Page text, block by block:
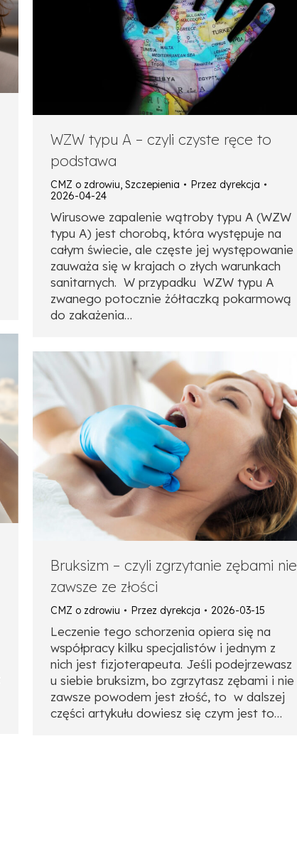
WZW typu A – czyli czyste ręce to
podstawa
CMZ o zdrowiu, Szczepienia Przez dyrekcja
2026-04-24
Wirusowe zapalenie wątroby typu A (WZW
typu A) jest chorobą, która występuje na
całym świecie, ale częste jej występowanie
zauważa się w krajach o złych warunkach
sanitarnych. W przypadku WZW typu A
zwanego potocznie żółtaczką pokarmową
do zakażenia…
Bruksizm – czyli zgrzytanie zębami nie
zawsze ze złości
CMZ o zdrowiu Przez dyrekcja 2026-03-15
Leczenie tego schorzenia opiera się na
współpracy kilku specjalistów i jednym z
nich jest fizjoterapeuta. Jeśli podejrzewasz
u siebie bruksizm, bo zgrzytasz zębami i nie
zawsze powodem jest złość, to w dalszej
części artykułu dowiesz się czym jest to…